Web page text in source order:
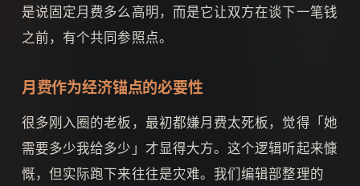
是说固定月费多么高明，而是它让双方在谈下一笔钱
之前，有个共同参照点。
月费作为经济锚点的必要性
很多刚入圈的老板，最初都嫌月费太死板，觉得「她
需要多少我给多少」才显得大方。这个逻辑听起来慷
慨，但实际跑下来往往是灾难。我们编辑部整理的